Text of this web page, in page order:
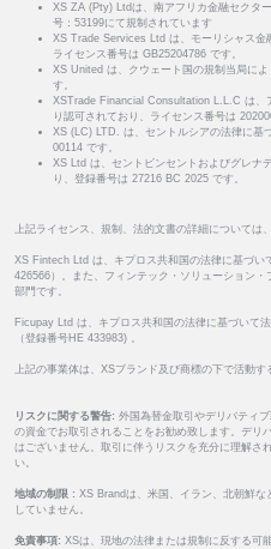
XS ZA (Pty) Ltdは、南アフリカ金融セクタ
号：53199にて規制されています
XS Trade Services Ltd は、モーリシャス金
ライセンス番号は GB25204786 です。
XS United は、クウェート国の規制当局に
す。
XSTrade Financial Consultation L.L.C は、
り認可されており、ライセンス番号は
XS (LC) LTD. は、セントルシアの法律に基
00114 です。
XS Ltd は、セントビンセントおよびグレナ
り、登録番号は 27216 BC 2025 です。
上記ライセンス、規制、法的文書の詳細については、
XS Fintech Ltd は、キプロス共和国の法律に基づい
426566）。また、フィンテック・ソリューション
部門です。
Ficupay Ltd は、キプロス共和国の法律に基づいて
（登録番号HE 433983) 。
上記の事業体は、XSブランド及び商標の下で活動す
リスクに関する警告: 外国為替金取引やデリバティ
の資金でお取引されることをお勧め致します。デリ
はございません。取引に伴うリスクを充分に理解さ
い。
地域の制限 : XS Brandは、米国、イラン、北朝鮮
していません。
免責事項: XSは、現地の法律または規制に反する可